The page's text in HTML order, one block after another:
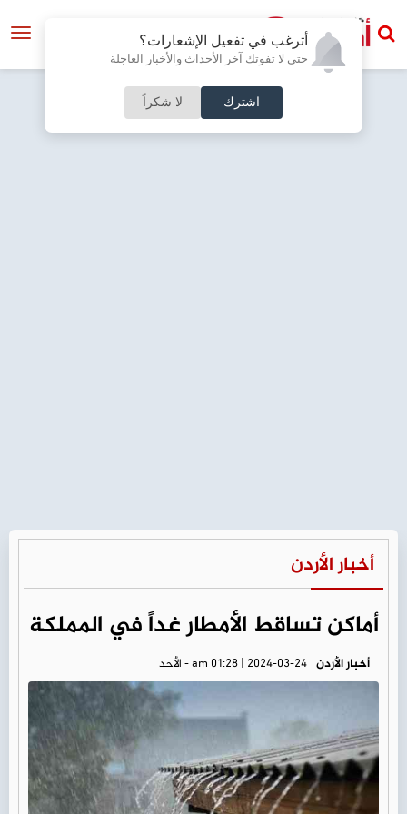
أترغب في تفعيل الإشعارات؟
حتى لا تفوتك آخر الأحداث والأخبار العاجلة
اشترك لا شكراً
أخبار الأردن
أماكن تساقط الأمطار غداً في المملكة
أخبار الأردن am 01:28 | 2024-03-24 - الأحد